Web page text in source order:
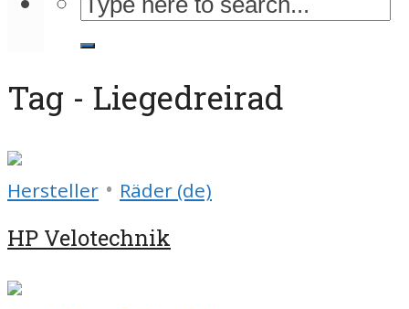
Tag - Liegedreirad
Hersteller • Räder (de)
HP Velotechnik